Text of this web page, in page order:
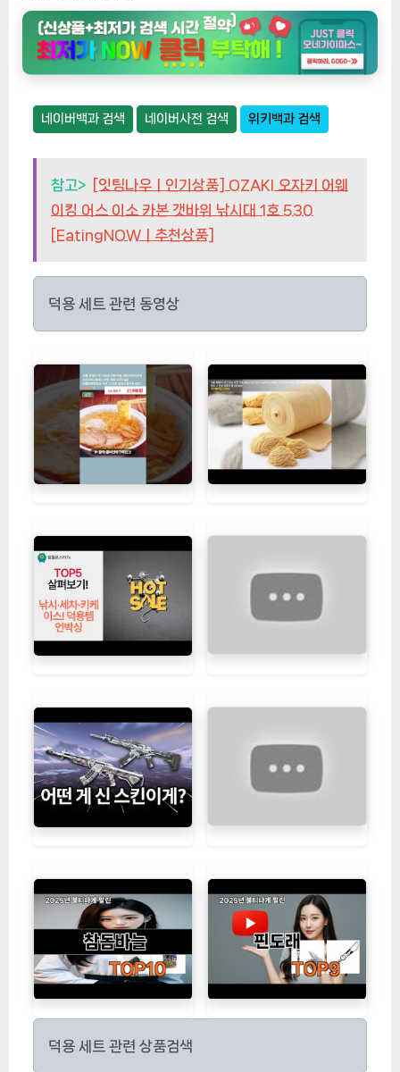
네이버백과 검색 네이버사전 검색 위키백과 검색
참고> [잇팅나우ㅣ인기상품] OZAKI 오자키 어웨
이킹 어스 이소 카본 갯바위 낚시대 1호 530
[EatingNOWㅣ추천상품]
덕용 세트 관련 동영상
덕용 세트 관련 상품검색